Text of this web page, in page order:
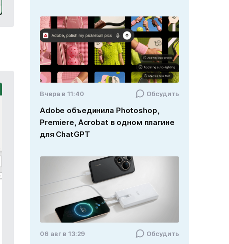
Вчера в 11:40 Обсудить
Adobe объединила Photoshop,
Premiere, Acrobat в одном плагине
для ChatGPT
06 авг в 13:29 Обсудить